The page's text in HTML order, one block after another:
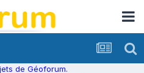
de Géoforum.